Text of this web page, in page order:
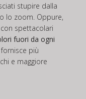
stupire dalla
lo zoom. Oppure,
spettacolari
fuori da ogni
più
e maggiore